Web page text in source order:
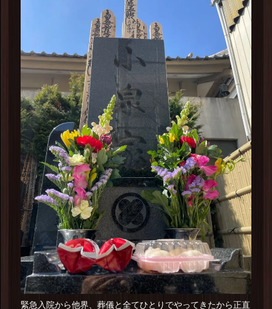
緊急入院から他界、葬儀と全てひとりでやってきたから正直